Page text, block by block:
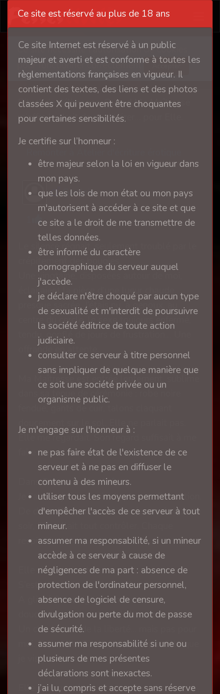
Ce site nécessite l'autorisation de cookies
pour fonctionner correctement
Accepter
Rituel de délivrance. Quand Ma Maîtresse
m’offre le droit de me libérer… pour Elle.
Gardois
Le silence régnait, seulement troublé par le
crépitement des bougies.
Une vingtaine, disposées autour de moi,
éclairaient la pièce d’une lueur chaude,
presque sacrée. J’étais nu, à genoux, au
centre du cercle, le sexe toujours enfermé,
tendu, gonflé de jours de frustration… Une
offrande en attente.
Ma Maîtresse est entrée lentement, sublime
dans sa tenue de cérémonie : robe noire
fendue, gants de cuir, talons claquant
doucement sur le sol. Elle ne parlait pas.
Elle me regardait. Son regard suffisait à me
faire trembler.
Dans Ses mains, la clef.
Je l’ai vue, j’ai eu envie de pleurer. D’émotion.
De désir. De peur, aussi. Car je savais que ce
soir, Elle allait tout contrôler. Chaque
respiration, chaque goutte.
Elle s’est approchée.
S’est accroupie derrière moi.
A glissé Ses doigts sur mon cou,
doucement, puis autour de la cage.
Un clic. Le son de la liberté... mais pas pour
moi. Pour Elle. Car ce n’est que par Elle que
je vis ce moment.
Elle a murmuré :
Ce site est réservé au plus de 18 ans
Ce site Internet est réservé à un public
majeur et averti et est conforme à toutes les
règlementations françaises en vigueur. Il
contient des textes, des liens et des photos
classées X qui peuvent être choquantes
pour certaines sensibilités.
Je certifie sur l’honneur :
être majeur selon la loi en vigueur dans
mon pays.
que les lois de mon état ou mon pays
m'autorisent à accéder à ce site et que
ce site a le droit de me transmettre de
telles données.
être informé du caractère
pornographique du serveur auquel
j'accède.
je déclare n'être choqué par aucun type
de sexualité et m'interdit de poursuivre
la société éditrice de toute action
judiciaire.
consulter ce serveur à titre personnel
sans impliquer de quelque manière que
ce soit une société privée ou un
organisme public.
Je m'engage sur l'honneur à :
ne pas faire état de l'existence de ce
serveur et à ne pas en diffuser le
contenu à des mineurs.
utiliser tous les moyens permettant
d'empêcher l'accès de ce serveur à tout
mineur.
assumer ma responsabilité, si un mineur
accède à ce serveur à cause de
négligences de ma part : absence de
protection de l'ordinateur personnel,
absence de logiciel de censure,
divulgation ou perte du mot de passe
de sécurité.
assumer ma responsabilité si une ou
plusieurs de mes présentes
déclarations sont inexactes.
j’ai lu, compris et accepte sans réserve